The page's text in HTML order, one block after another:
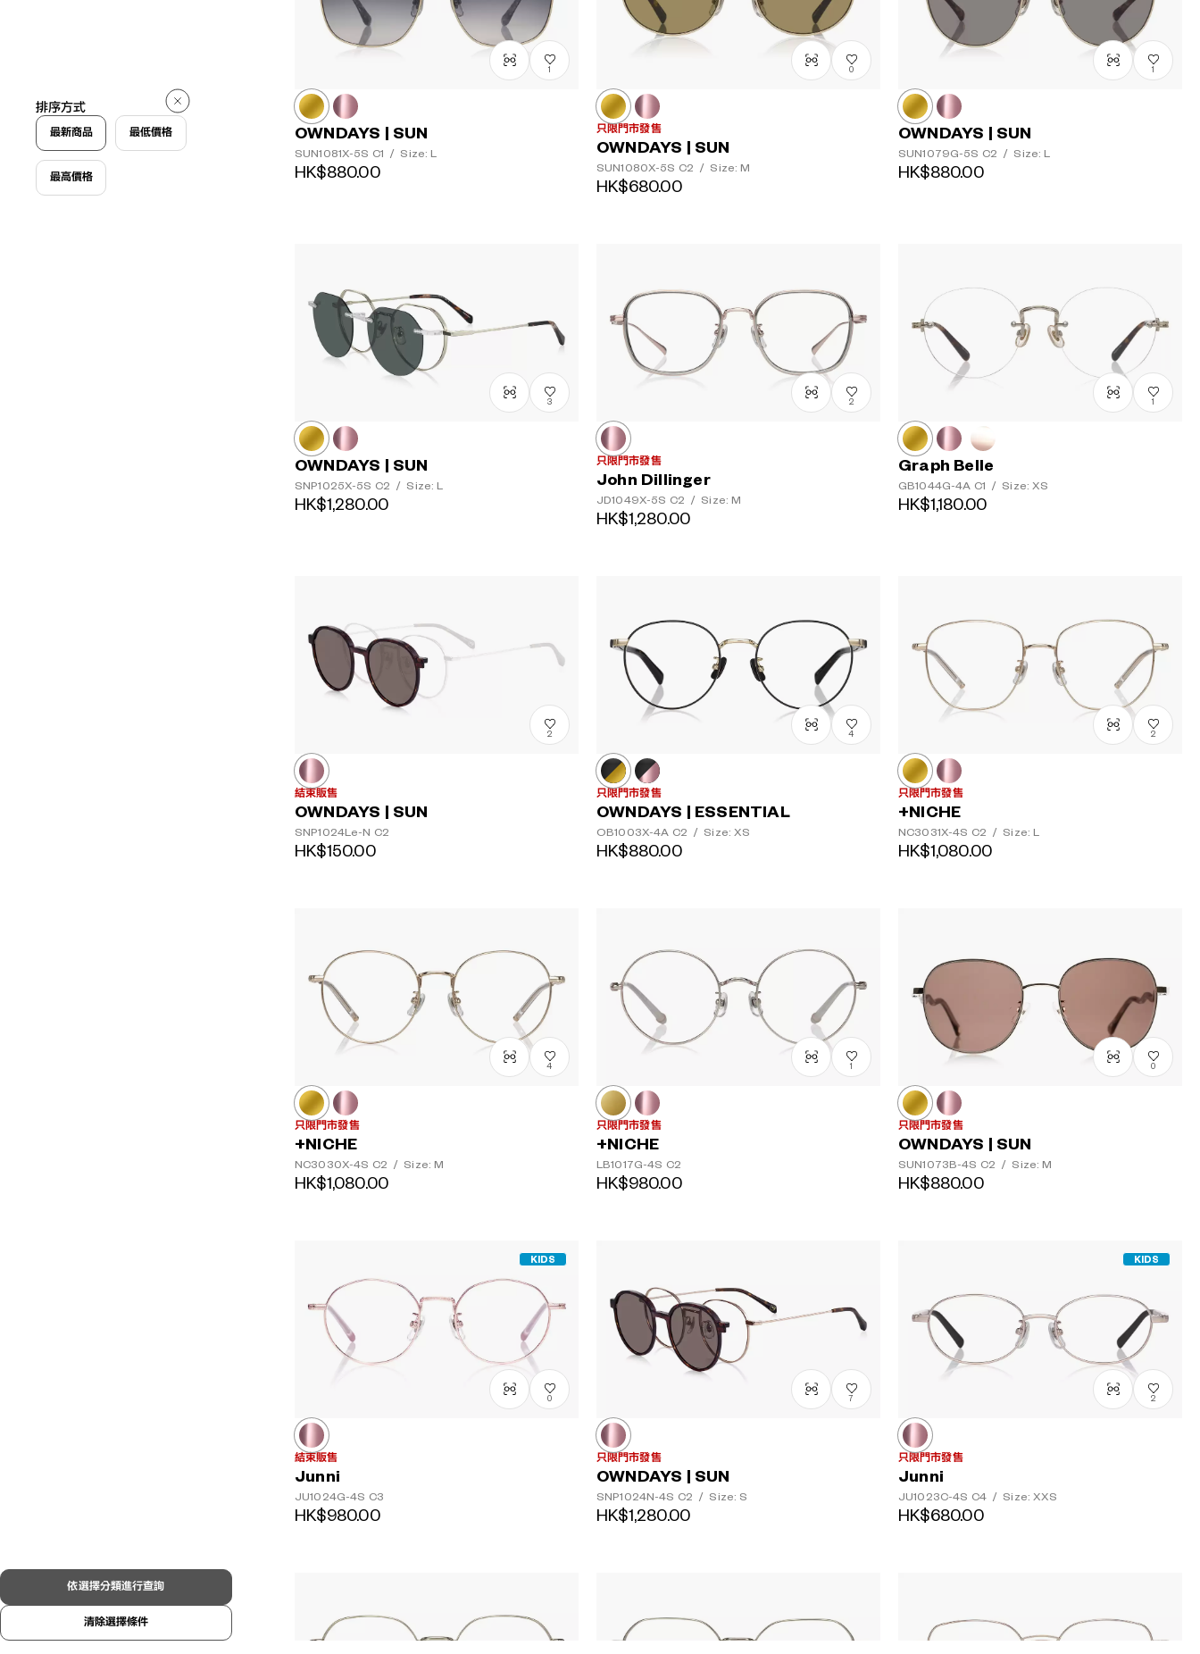
依選擇分類進行查詢
清除選擇條件
排序方式
最新商品 最低價格
最高價格
1
OWNDAYS | SUN
SUN1081X-5S C1 / Size: L
HK$880.00
0
只限門市發售
OWNDAYS | SUN
SUN1080X-5S C2 / Size: M
HK$680.00
1
OWNDAYS | SUN
SUN1079G-5S C2 / Size: L
HK$880.00
3
OWNDAYS | SUN
SNP1025X-5S C2 / Size: L
HK$1,280.00
2
只限門市發售
John Dillinger
JD1049X-5S C2 / Size: M
HK$1,280.00
1
Graph Belle
GB1044G-4A C1 / Size: XS
HK$1,180.00
2
結束販售
OWNDAYS | SUN
SNP1024Le-N C2
HK$150.00
4
只限門市發售
OWNDAYS | ESSENTIAL
OB1003X-4A C2 / Size: XS
HK$880.00
2
只限門市發售
+NICHE
NC3031X-4S C2 / Size: L
HK$1,080.00
4
只限門市發售
+NICHE
NC3030X-4S C2 / Size: M
HK$1,080.00
1
只限門市發售
+NICHE
LB1017G-4S C2
HK$980.00
0
只限門市發售
OWNDAYS | SUN
SUN1073B-4S C2 / Size: M
HK$880.00
KIDS
0
結束販售
Junni
JU1024G-4S C3
HK$980.00
7
只限門市發售
OWNDAYS | SUN
SNP1024N-4S C2 / Size: S
HK$1,280.00
KIDS
2
只限門市發售
Junni
JU1023C-4S C4 / Size: XXS
HK$680.00